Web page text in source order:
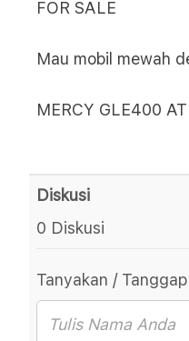
FOR SALE
Mau mobil mewah
MERCY GLE400
Diskusi
0 Diskusi
Tanyakan /